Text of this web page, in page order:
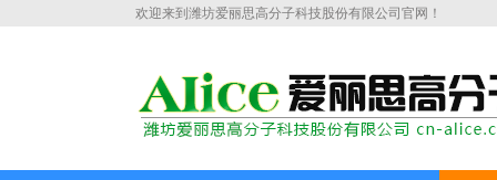
欢迎来到潍坊爱丽思高分子科技股份有限公司官网！